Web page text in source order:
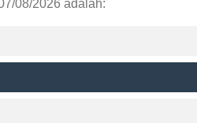
08/2026 adalah: